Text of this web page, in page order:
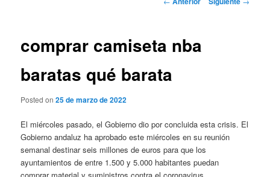
comprar camiseta nba
baratas qué barata
Posted on25 de marzo de 2022
El miércoles pasado, el Gobierno dio por concluida esta crisis. El
Gobierno andaluz ha aprobado este miércoles en su reunión
semanal destinar seis millones de euros para que los
ayuntamientos de entre 1.500 y 5.000 habitantes puedan
comprar material y suministros contra el coronavirus.